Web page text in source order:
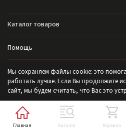
Главная Каталог Корзина
Каталог товаров
Помощь
Информация
Политика персональных данных
Мы сохраняем файлы cookie: это
работать лучше. Если Вы продолжите
сайт, мы будем считать, что Вас это